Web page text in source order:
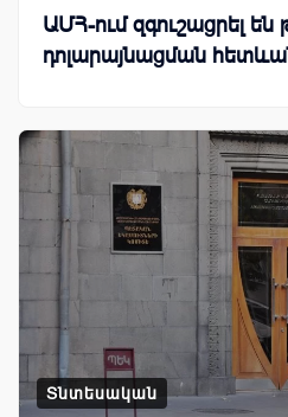
ԱՄՀ-ում զգուշացրել են
դոլարայնացման
Տնտեսական